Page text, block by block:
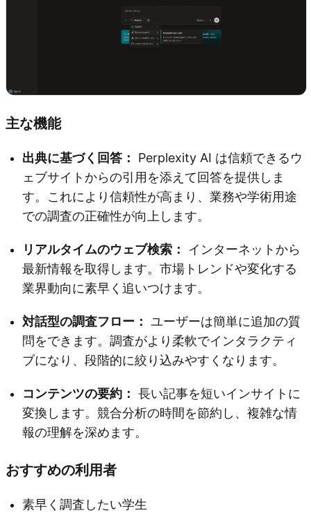
主な機能
出典に基づく回答：
Perplexity AI は信頼できるウ
ェブサイトからの引用を添えて回答を提供しま
す。これにより信頼性が高まり、業務や学術用途
での調査の正確性が向上します。
リアルタイムのウェブ検索：
インターネットから
最新情報を取得します。市場トレンドや変化する
業界動向に素早く追いつけます。
対話型の調査フロー： ユーザーは簡単に追加の質
問をできます。調査がより柔軟でインタラクティ
ブになり、段階的に絞り込みやすくなります。
コンテンツの要約： 長い記事を短いインサイトに
変換します。競合分析の時間を節約し、複雑な情
報の理解を深めます。
おすすめの利用者
素早く調査したい学生